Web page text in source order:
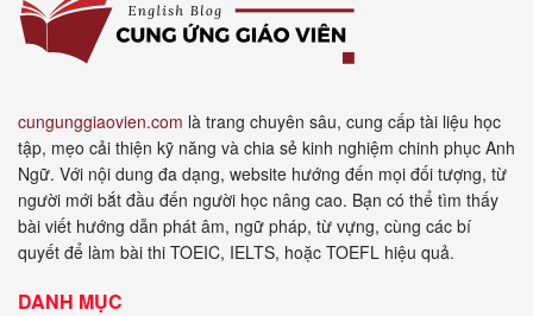
cungunggiaovien.com là trang chuyên sâu, cung cấp tài liệu học
tập, mẹo cải thiện kỹ năng và chia sẻ kinh nghiệm chinh phục Anh
Ngữ. Với nội dung đa dạng, website hướng đến mọi đối tượng, từ
người mới bắt đầu đến người học nâng cao. Bạn có thể tìm thấy
bài viết hướng dẫn phát âm, ngữ pháp, từ vựng, cùng các bí
quyết để làm bài thi TOEIC, IELTS, hoặc TOEFL hiệu quả.
DANH MỤC